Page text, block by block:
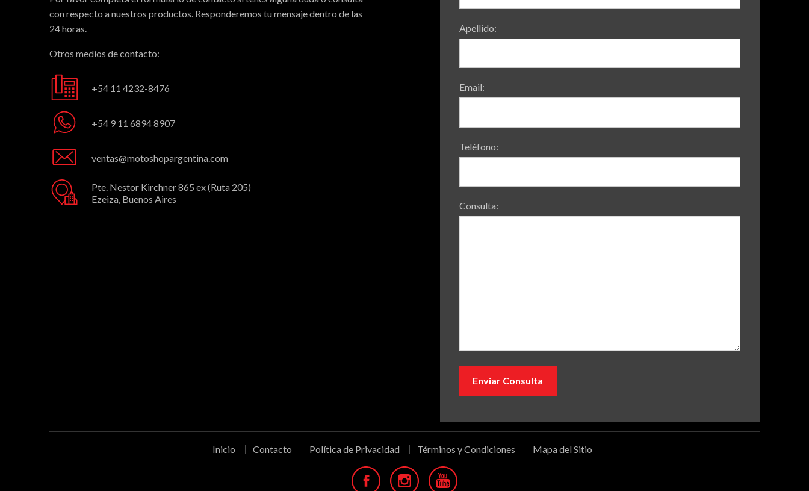
con respecto a nuestros productos. Responderemos tu mensaje dentro de las
24 horas.
Otros medios de contacto:
+54 11 4232-8476
+54 9 11 6894 8907
ventas@motoshopargentina.com
Pte. Nestor Kirchner 865 ex (Ruta 205)
Ezeiza, Buenos Aires
Apellido:
Email:
Teléfono:
Consulta:
Inicio Contacto Política de Privacidad Términos y Condiciones Mapa del Sitio